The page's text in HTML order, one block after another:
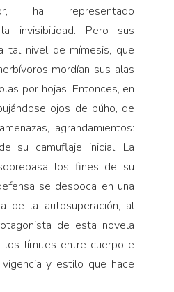
ha representado
invisibilidad. Pero sus
tal nivel de mímesis, que
mordían sus alas
por hojas. Entonces, en
ojos de búho, de
agrandamientos:
su camuflaje inicial. La
los fines de su
se desboca en una
de la autosuperación, al
de esta novela
los límites entre cuerpo e
y estilo que hace